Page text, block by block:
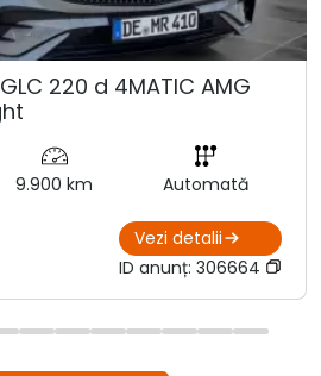
220 d 4MATIC AMG
9.900 km Automată
Vezi detalii
ID anunț: 306664